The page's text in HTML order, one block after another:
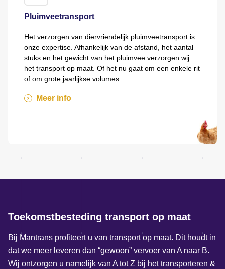
Chartertransporten
Nederland en in Europa. Zo zijn wij onderweg met
vlees naar de Europese versmarkten, rijden we met
biggen naar het buitenland, maar zie je ons ook
dagelijks beton lossen op de Nederlandse
bouwplaatsen. Met trailer van de klant of onze eigen
Toekomstbesteding transport op maat
Bij Mantrans profiteert u van transport op maat. Dit houdt in
dat we meer leveren dan “gewoon” vervoer van A naar B.
Wij ontzorgen u namelijk van A tot Z bij het transporteren &